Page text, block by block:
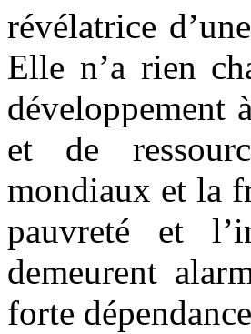
révélatrice
Elle n’a rien
développement
et de
mondiaux et la
pauvreté et
demeurent
forte